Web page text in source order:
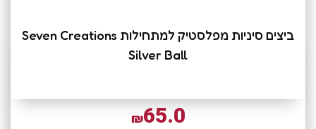
ביצים סיניות מפלסטיק למתחילות Seven Creations
Silver Ball
₪65.0